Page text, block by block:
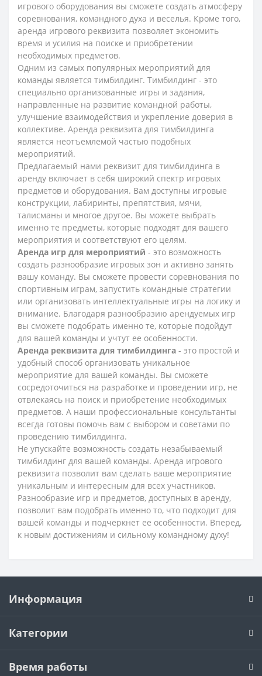
игрового оборудования вы сможете создать атмосферу
соревнования, командного духа и веселья. Кроме того,
аренда игрового реквизита позволяет экономить
время и усилия на поиске и приобретении
необходимых предметов.
Одним из самых популярных мероприятий для
команды является тимбилдинг. Тимбилдинг - это
специально организованные игры и задания,
направленные на развитие командной работы,
улучшение взаимодействия и укрепление доверия в
коллективе. Аренда реквизита для тимбилдинга
является неотъемлемой частью подобных
мероприятий.
Предлагаемый нами реквизит для тимбилдинга в
аренду включает в себя широкий спектр игровых
предметов и оборудования. Вам доступны игровые
конструкции, лабиринты, препятствия, мячи,
талисманы и многое другое. Вы можете выбрать
именно те предметы, которые подходят для вашего
мероприятия и соответствуют его целям.
Аренда игр для мероприятий - это возможность
создать разнообразие игровых зон и активно занять
вашу команду. Вы сможете провести соревнования по
спортивным играм, запустить командные стратегии
или организовать интеллектуальные игры на логику и
внимание. Благодаря разнообразию арендуемых игр
вы сможете подобрать именно те, которые подойдут
для вашей команды и учтут ее особенности.
Аренда реквизита для тимбилдинга - это простой и
удобный способ организовать уникальное
мероприятие для вашей команды. Вы сможете
сосредоточиться на разработке и проведении игр, не
отвлекаясь на поиск и приобретение необходимых
предметов. А наши профессиональные консультанты
всегда готовы помочь вам с выбором и советами по
проведению тимбилдинга.
Не упускайте возможность создать незабываемый
тимбилдинг для вашей команды. Аренда игрового
реквизита позволит вам сделать ваше мероприятие
уникальным и интересным для всех участников.
Разнообразие игр и предметов, доступных в аренду,
позволит вам подобрать именно то, что подходит для
вашей команды и подчеркнет ее особенности. Вперед,
к новым достижениям и сильному командному духу!
Информация
Категории
Время работы